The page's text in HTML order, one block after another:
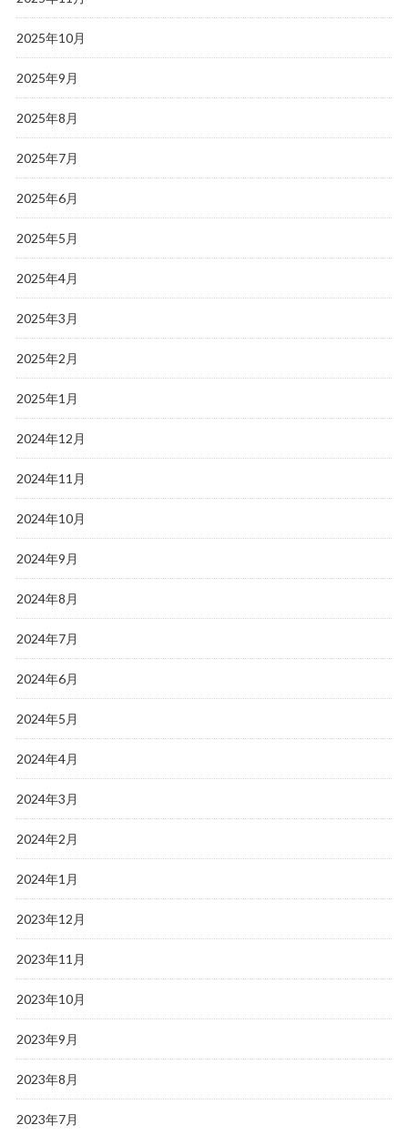
2025年10月
2025年9月
2025年8月
2025年7月
2025年6月
2025年5月
2025年4月
2025年3月
2025年2月
2025年1月
2024年12月
2024年11月
2024年10月
2024年9月
2024年8月
2024年7月
2024年6月
2024年5月
2024年4月
2024年3月
2024年2月
2024年1月
2023年12月
2023年11月
2023年10月
2023年9月
2023年8月
2023年7月